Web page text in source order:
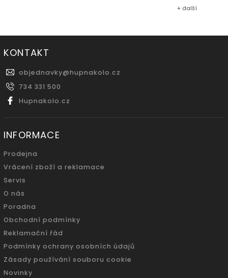
+ další
KONTAKT
objednavky@hupnakolo.cz
734 331 500
Hupnakolo.cz
INFORMACE
Prodejna
Vrácení zboží a reklamace
Servis
O nás
Poradna
Obchodní podmínky
Reklamační řád
Podmínky ochrany osobních údajů
Zásady používání souboru cookie
Novinky